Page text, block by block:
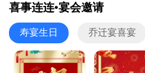
喜事连连•宴会邀请
寿宴生日 乔迁宴喜宴